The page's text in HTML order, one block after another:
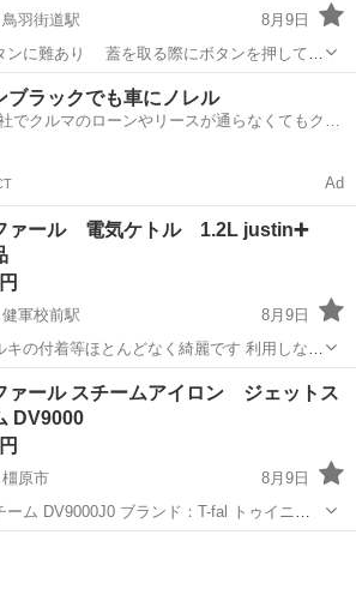
羽街道駅
8月9日
ンに難あり 蓋を取る際にボタンを押してロ
クが引っかかって解除できない場合が頻発
かつつくように押すか、本体を振って蓋の
鳴らすと...
街道駅 キッチン家電
ブラックでも車にノレル
でクルマのローンやリースが通らなくてもクル
Ad
ァール 電気ケトル 1.2L justin➕
軍校前駅
8月9日
の付着等ほとんどなく綺麗です 利用しなく
なったのでどなたかどうぞ 取り扱い説明書も付いています。
キッチン家電
ァール スチームアイロン ジェットス
DV9000
原市
8月9日
ム DV9000J0 ブランド：T-fal トゥイニー
アイロン種類：衣類スチーマー スチームアイロン 箱は崩れています。